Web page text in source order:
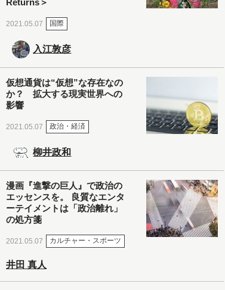
2021.05.07 国際
入江敦彦
仮想通貨は“仮想”な存在なの
か？ 拡大する現実世界への
影響
2021.05.07 政治・経済
柳井政和
漫画『進撃の巨人』で政治の
エッセンスを。 良質なエンタ
ーテイメントは「政治離れ」
の処方箋
2021.05.07 カルチャー・スポーツ
井田 真人